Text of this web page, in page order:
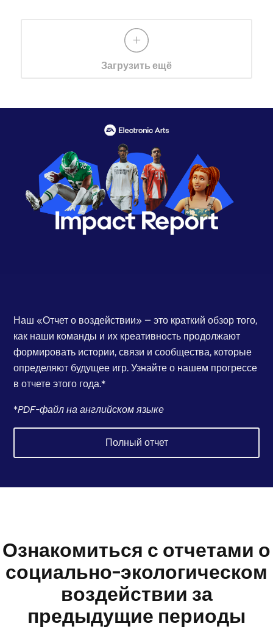
Наш «Отчет о воздействии» — это краткий обзор того,
как наши команды и их креативность продолжают
формировать истории, связи и сообщества, которые
определяют будущее игр. Узнайте о нашем прогрессе
в отчете этого года.*
*PDF-файл на английском языке